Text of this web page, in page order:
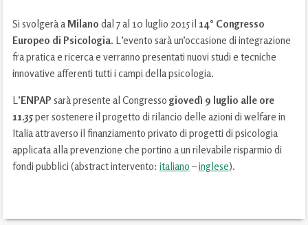
Si svolgerà aMilano dal 7 al 10 luglio 2015 il 14° Congresso
Europeo di Psicologia. L’evento sarà un’occasione di integrazione
fra pratica e ricerca e verranno presentati nuovi studi e tecniche
innovative afferenti tutti i campi della psicologia.
L’ENPAP sarà presente al Congresso giovedì 9 luglio alle ore
11.35per sostenere il progetto di rilancio delle azioni di welfare in
Italia attraverso il finanziamento privato di progetti di psicologia
applicata alla prevenzione che portino a un rilevabile risparmio di
fondi pubblici (abstract intervento: italiano –inglese).